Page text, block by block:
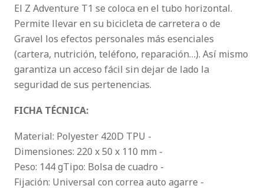
El Z Adventure T1 se coloca en el tubo horizontal.
Permite llevar en su bicicleta de carretera o de
Gravel los efectos personales más esenciales
(cartera, nutrición, teléfono, reparación…). Así mismo
garantiza un acceso fácil sin dejar de lado la
seguridad de sus pertenencias.
FICHA TÉCNICA:
Material: Polyester 420D TPU -
Dimensiones: 220 x 50 x 110 mm -
Peso: 144 gTipo: Bolsa de cuadro -
Fijación: Universal con correa auto agarre -